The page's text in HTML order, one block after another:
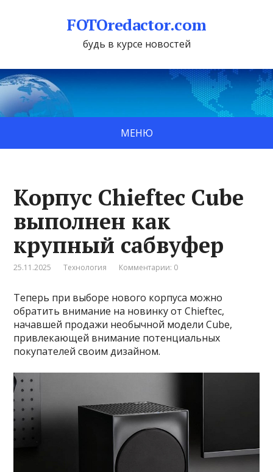
FOTOredactor.com
будь в курсе новостей
МЕНЮ
Корпус Chieftec Cube
выполнен как
крупный сабвуфер
25.11.2025 Технология Комментарии: 0
Теперь при выборе нового корпуса можно
обратить внимание на новинку от Chieftec,
начавшей продажи необычной модели Cube,
привлекающей внимание потенциальных
покупателей своим дизайном.